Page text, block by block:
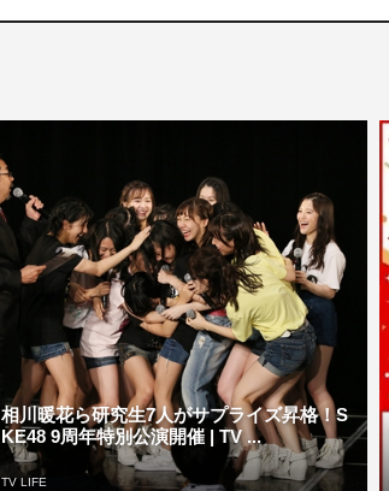
相川暖花ら研究生7人がサプライズ昇格！S
KE48 9周年特別公演開催 | TV ...
TV LIFE